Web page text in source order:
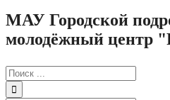
МАУ Городской
молодёжный центр
Результат
поиска: